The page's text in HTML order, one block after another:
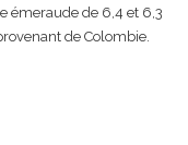
émeraude de 6,4 et 6,3
de Colombie.